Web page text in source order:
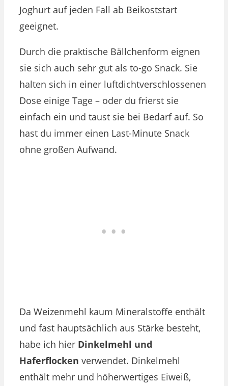
Joghurt auf jeden Fall ab Beikoststart
geeignet.
Durch die praktische Bällchenform eignen
sie sich auch sehr gut als to-go Snack. Sie
halten sich in einer luftdichtverschlossenen
Dose einige Tage – oder du frierst sie
einfach ein und taust sie bei Bedarf auf. So
hast du immer einen Last-Minute Snack
ohne großen Aufwand.
Da Weizenmehl kaum Mineralstoffe enthält
und fast hauptsächlich aus Stärke besteht,
habe ich hier Dinkelmehl und
Haferflocken verwendet. Dinkelmehl
enthält mehr und höherwertiges Eiweiß,